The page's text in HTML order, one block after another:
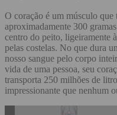
O coração é um músculo que
aproximadamente 300
centro do peito, ligeiramente
pelas costelas. No que dura
nosso sangue pelo corpo
vida de uma pessoa, seu
transporta 250 milhões de
impressionante que nenhum